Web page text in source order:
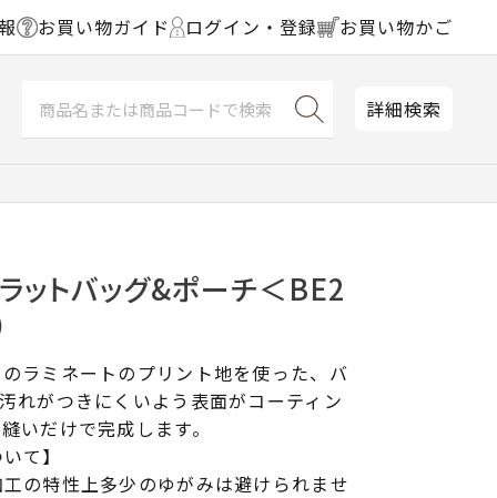
お買い物ガイド ログイン・登録 お買い物かご
詳細検索
ットバッグ&ポーチ＜BE2
ラミネートのプリント地を使った、バ
れがつきにくいよう表面がコーティン
いだけで完成します。
て】
の特性上多少のゆがみは避けられませ